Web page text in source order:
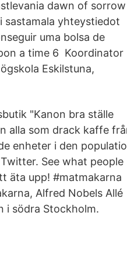
dawn of sorrow
sastamala yhteystiedot
uma bolsa de
a time 6 Koordinator
Eskilstuna,
"Kanon bra ställe
alla som drack kaffe
enheter i den
See what people
äta upp! #matmakarna
Alfred Nobels Allé
i södra Stockholm.